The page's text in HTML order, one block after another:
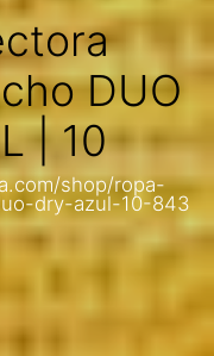
DUO
| 10
shop/ropa-
dry-azul-10-843